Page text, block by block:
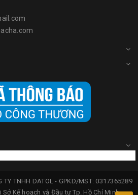
TY TNHH DATOL - GPKD/MST: 0317365289
Kế hoạch và Đầu tư Tp. Hồ Chí Minh.